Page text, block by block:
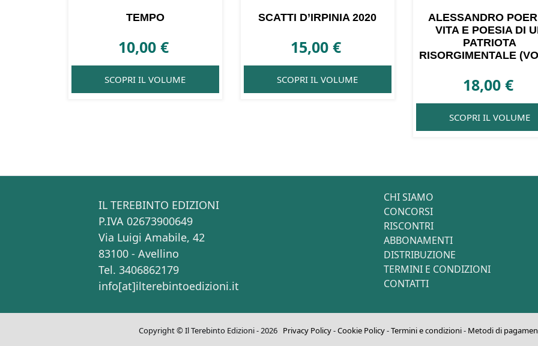
TEMPO
10,00€
SCOPRI IL VOLUME
SCATTI D’IRPINIA 2020
15,00€
SCOPRI IL VOLUME
ALESSANDRO
VITA E POESIA DI
PATRIOTA
RISORGIMENTALE
18,00€
SCOPRI IL VOLUME
IL TEREBINTO EDIZIONI
P.IVA 02673900649
Via Luigi Amabile, 42
83100 - Avellino
Tel. 3406862179
info[at]ilterebintoedizioni.it
CHI SIAMO
CONCORSI
RISCONTRI
ABBONAMENTI
DISTRIBUZIONE
TERMINI E CONDIZIONI
CONTATTI
Copyright © Il Terebinto Edizioni - 2026 Privacy Policy-Cookie Policy-Termini e condizioni- Metodi di